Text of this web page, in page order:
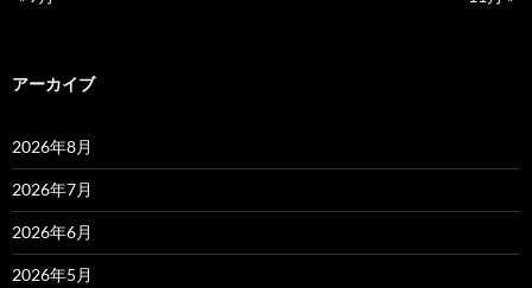
アーカイブ
2026年8月
2026年7月
2026年6月
2026年5月